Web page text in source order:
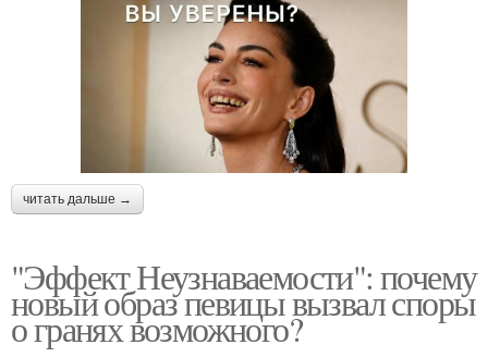
читать дальше →
"Эффект Неузнаваемости": почему
новый образ певицы вызвал споры
о гранях возможного?